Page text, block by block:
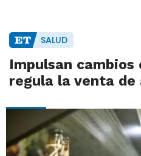
SALUD
Impulsan cambios
regula la venta de